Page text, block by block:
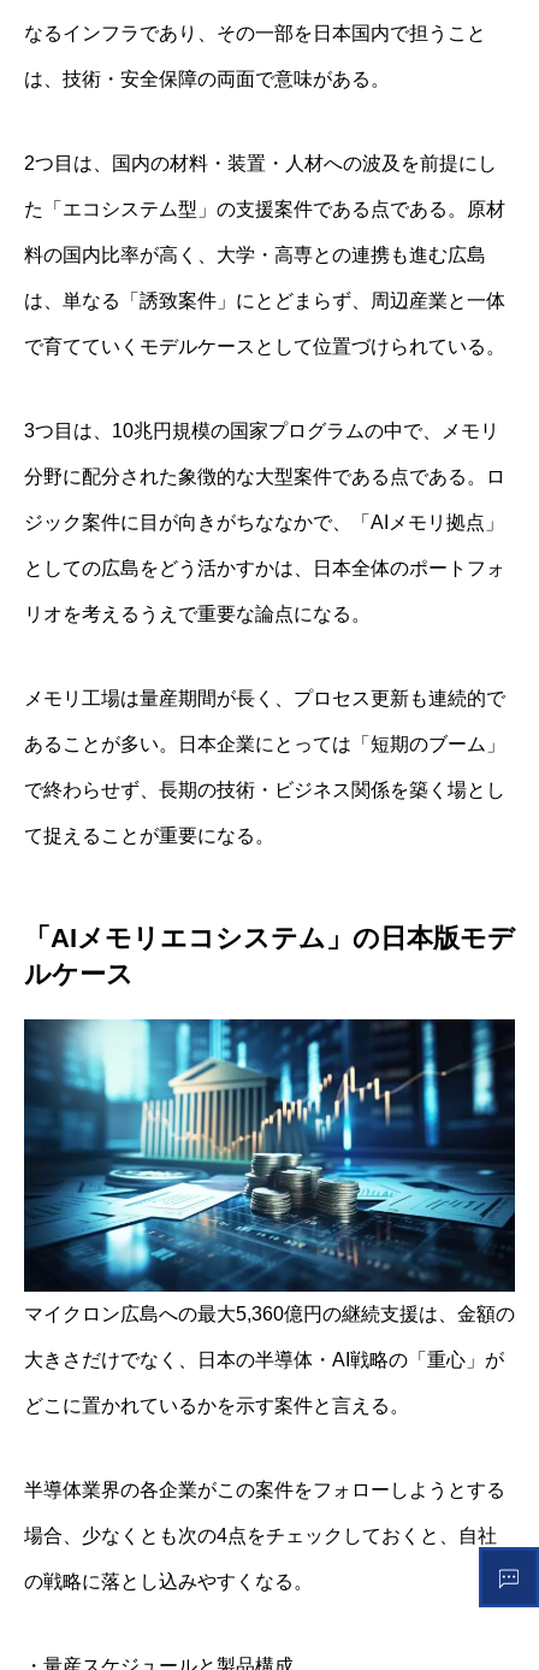
なるインフラであり、その一部を日本国内で担うこと
は、技術・安全保障の両面で意味がある。
2つ目は、国内の材料・装置・人材への波及を前提にし
た「エコシステム型」の支援案件である点である。原材
料の国内比率が高く、大学・高専との連携も進む広島
は、単なる「誘致案件」にとどまらず、周辺産業と一体
で育てていくモデルケースとして位置づけられている。
3つ目は、10兆円規模の国家プログラムの中で、メモリ
分野に配分された象徴的な大型案件である点である。ロ
ジック案件に目が向きがちななかで、「AIメモリ拠点」
としての広島をどう活かすかは、日本全体のポートフォ
リオを考えるうえで重要な論点になる。
メモリ工場は量産期間が長く、プロセス更新も連続的で
あることが多い。日本企業にとっては「短期のブーム」
で終わらせず、長期の技術・ビジネス関係を築く場とし
て捉えることが重要になる。
「AIメモリエコシステム」の日本版モデ
ルケース
マイクロン広島への最大5,360億円の継続支援は、金額の
大きさだけでなく、日本の半導体・AI戦略の「重心」が
どこに置かれているかを示す案件と言える。
半導体業界の各企業がこの案件をフォローしようとする
場合、少なくとも次の4点をチェックしておくと、自社
の戦略に落とし込みやすくなる。